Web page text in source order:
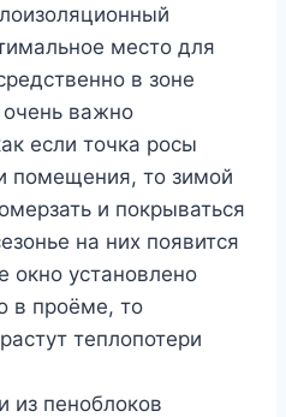
место для
в зоне
очень важно
если точка росы
помещения, то зимой
и покрываться
на них появится
окно установлено
в проёме, то
теплопотери
из пеноблоков